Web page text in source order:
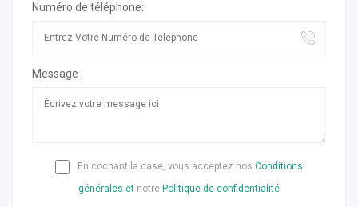
Numéro de téléphone:
Message :
En cochant la case, vous acceptez nos Conditions
générales et notre Politique de confidentialité